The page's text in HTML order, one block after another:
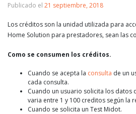
Publicado el 21 septiembre, 2018
Los créditos son la unidad utilizada para
Home Solution para prestadores, sean las
Como se consumen los créditos.
Cuando se acepta la consulta de un
cada consulta.
Cuando un usuario solicita los datos
varia entre 1 y 100 creditos según la
Cuando se solicita un Test Midot.